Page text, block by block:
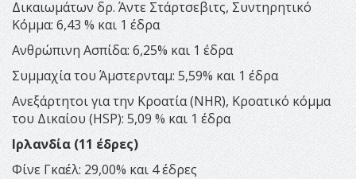
Δικαιωμάτων δρ. Άντε Στάρτσεβιτς, Συντηρητικό
Κόμμα: 6,43 % και 1 έδρα
Ανθρώπινη Ασπίδα: 6,25% και 1 έδρα
Συμμαχία του Άμστερνταμ: 5,59% και 1 έδρα
Ανεξάρτητοι για την Κροατία (NHR), Κροατικό κόμμα
του Δικαίου (HSP): 5,09 % και 1 έδρα
Ιρλανδία (11 έδρες)
Φίνε Γκαέλ: 29,00% και 4 έδρες